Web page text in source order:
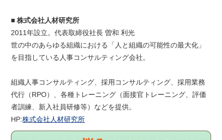
■ 株式会社人材研究所
2011年設立。代表取締役社長 曽和 利光
世の中のあらゆる組織における「人と組織の可能性の最大化」
を目指している人事コンサルティング会社。
組織人事コンサルティング、採用コンサルティング、採用業務
代行（RPO）、各種トレーニング（面接官トレーニング、評価
者訓練、新入社員研修等）などを提供。
HP:株式会社人材研究所